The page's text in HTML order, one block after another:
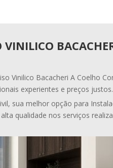
VINILICO
Vinilico Bacacheri A Coelho
experientes e preços justos.
sua melhor opção para
qualidade nos serviços